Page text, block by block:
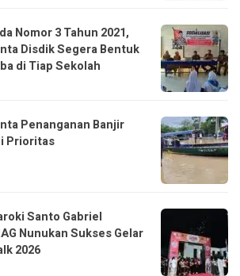
Nomor 3 Tahun 2021,
Disdik Segera Bentuk
di Tiap Sekolah
Penanganan Banjir
Prioritas
Santo Gabriel
Nunukan Sukses Gelar
2026